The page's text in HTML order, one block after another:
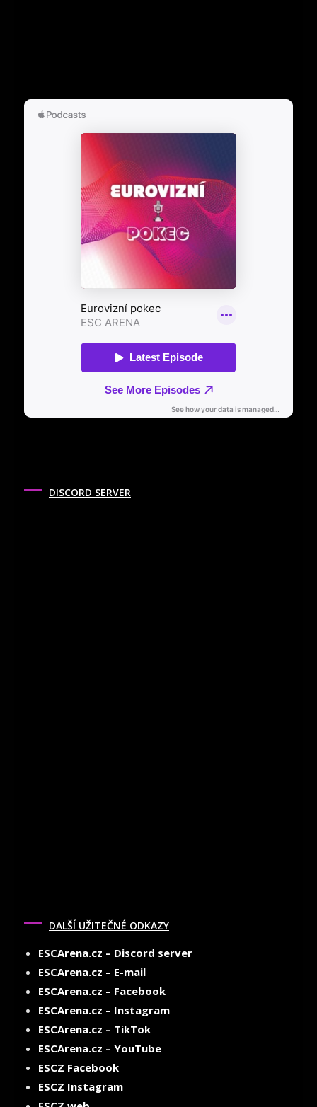
DISCORD SERVER
DALŠÍ UŽITEČNÉ ODKAZY
ESCArena.cz – Discord server
ESCArena.cz – E-mail
ESCArena.cz – Facebook
ESCArena.cz – Instagram
ESCArena.cz – TikTok
ESCArena.cz – YouTube
ESCZ Facebook
ESCZ Instagram